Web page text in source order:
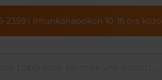
2359| (munkanapokon 10-16 óra